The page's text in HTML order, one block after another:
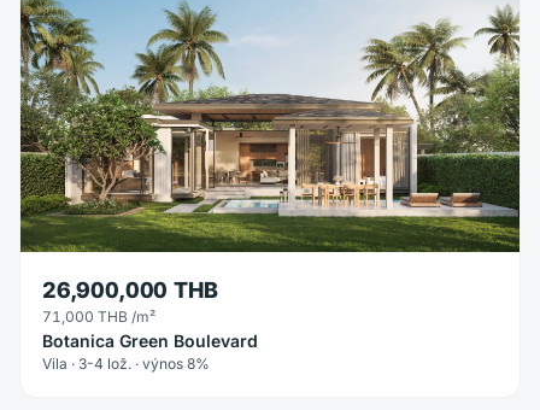
26,900,000 THB
71,000 THB /m²
Botanica Green Boulevard
Vila · 3-4 lož. · výnos 8%